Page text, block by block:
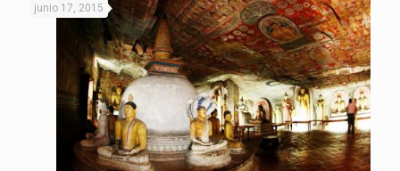
junio 17, 2015